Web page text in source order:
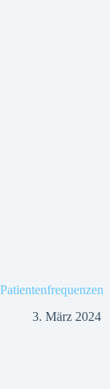
Patientenfrequenzen
3. März 2024